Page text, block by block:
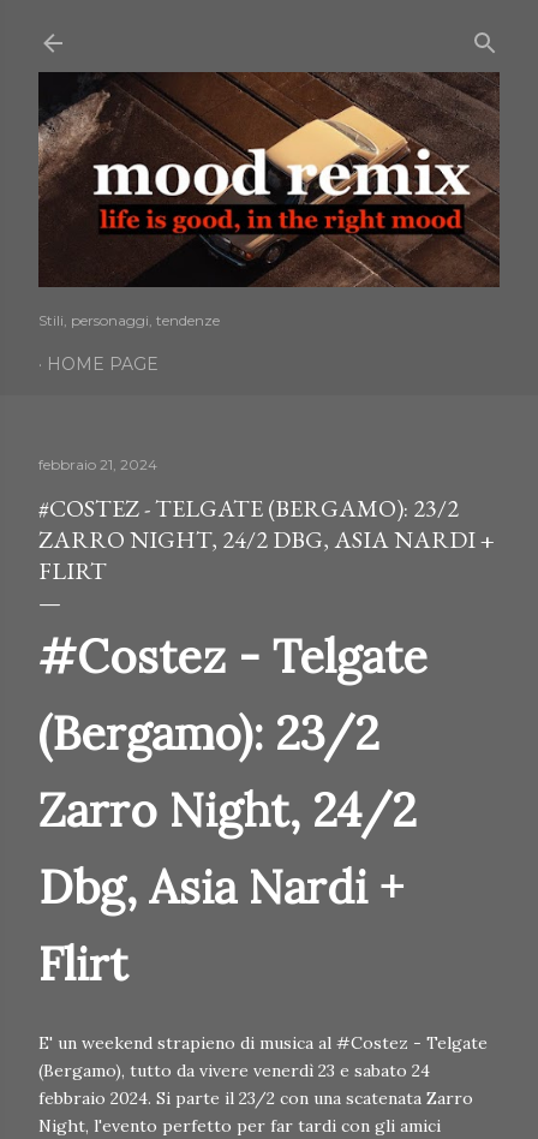
Stili, personaggi, tendenze
HOME PAGE
febbraio 21, 2024
#COSTEZ - TELGATE (BERGAMO): 23/2
ZARRO NIGHT, 24/2 DBG, ASIA NARDI +
FLIRT
#Costez - Telgate
(Bergamo): 23/2
Zarro Night, 24/2
Dbg, Asia Nardi +
Flirt
E' un weekend strapieno di musica al #Costez - Telgate
(Bergamo), tutto da vivere venerdì 23 e sabato 24
febbraio 2024. Si parte il 23/2 con una scatenata Zarro
Night, l'evento perfetto per far tardi con gli amici